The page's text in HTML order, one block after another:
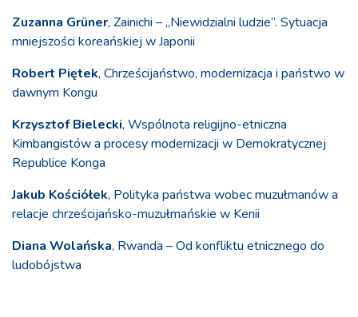
Zuzanna Grüner, Zainichi – „Niewidzialni ludzie”. Sytuacja
mniejszości koreańskiej w Japonii
Robert Piętek, Chrześcijaństwo, modernizacja i państwo w
dawnym Kongu
Krzysztof Bielecki, Wspólnota religijno-etniczna
Kimbangistów a procesy modernizacji w Demokratycznej
Republice Konga
Jakub Kościółek, Polityka państwa wobec muzułmanów a
relacje chrześcijańsko-muzułmańskie w Kenii
Diana Wolańska, Rwanda – Od konfliktu etnicznego do
ludobójstwa